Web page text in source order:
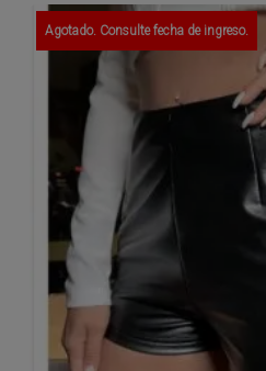
Agotado. Consulte fecha de ingreso.